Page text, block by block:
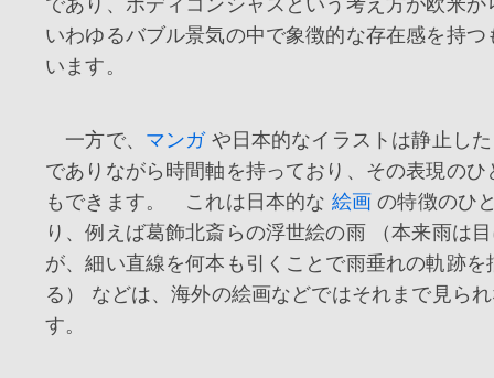
であり、ボディコンシャスという考え方が欧米か
いわゆるバブル景気の中で象徴的な存在感を持つ
います。
一方で、 マンガや日本的なイラストは静止し
でありながら時間軸を持っており、その表現のひ
もできます。 これは日本的な 絵画 の特徴のひ
り、例えば葛飾北斎らの浮世絵の雨 （本来雨は
が、細い直線を何本も引くことで雨垂れの軌跡を
る） などは、海外の絵画などではそれまで見ら
す。